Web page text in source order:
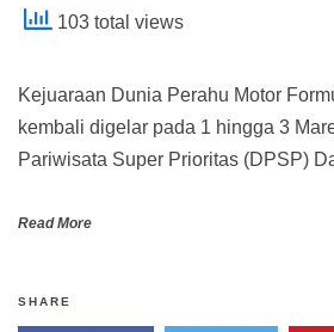
103 total views
Kejuaraan Dunia Perahu Motor
kembali digelar pada 1 hingga 3
Pariwisata Super Prioritas (DPSP)
Read More
SHARE